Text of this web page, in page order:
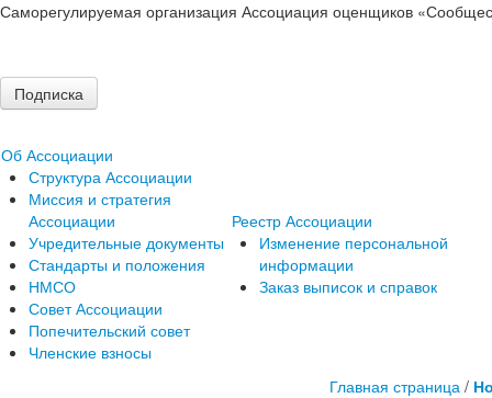
Саморегулируемая организация Ассоциация оценщиков
Подписка
Об Ассоциации
Структура Ассоциации
Миссия и стратегия
Ассоциации
Учредительные документы
Стандарты и положения
НМСО
Совет Ассоциации
Попечительский совет
Членские взносы
Реестр Ассоциации
Изменение персональной
информации
Заказ выписок и справок
Главная страница /